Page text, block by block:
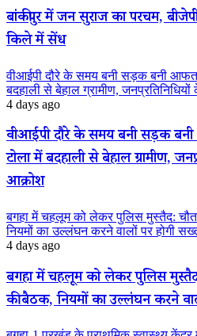
बांकीपुर में जन सुराज का परचम,
किले में सेंध
वीआईपी दौरे के समय बनी सड़क बनी आफत,
बदहाली से बेहाल ग्रामीण,
4 days ago
वीआईपी दौरे के समय बनी सड़क
टोला में बदहाली से बेहाल ग्रामीण,
आक्रोश
बगहा में चहलूम को लेकर पुलिस मुस्तैद:
नियमों का उल्लंघन करने वालों पर होगी सख्त
4 days ago
बगहा में चहलूम को लेकर पुलिस
की बैठक, नियमों का उल्लंघन करने